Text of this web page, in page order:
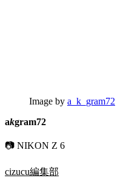
Image by a_k_gram72
akgram72
📷 NIKON Z 6
cizucu編集部